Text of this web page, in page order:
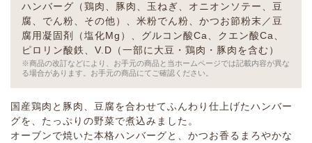
ハンバーグ（鶏肉、豚肉、玉ねぎ、オニオンソテー、豆
腐、でん粉、その他）、米粉でん粉、かつお節粉末／豆
腐用凝固剤（塩化Mg）、グルコン酸Ca、クエン酸Ca、
ピロリン酸鉄、V.D（一部に大豆・鶏肉・豚肉を含む）
※商品の改訂などにより、お手元の商品と当ホームページでは記載内容が異な
る場合があります。お手元の商品にてご確認ください。
国産鶏肉と豚肉、豆腐を合わせてふんわり仕上げたハンバー
グを、たっぷりの野菜で煮込みました。
オーブンで焼いた本格ハンバーグと、かつお香るまろやかな